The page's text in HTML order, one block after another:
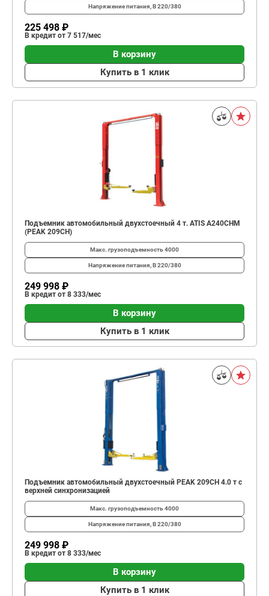
Напряжение питания, В220/380
225 498 ₽
В кредит от 7 517/мес
В корзину
Купить в 1 клик
Подъемник автомобильный двухстоечный 4 т. ATIS A240CHM
(PEAK 209CH)
Макс. грузоподъемность4000
Напряжение питания, В220/380
249 998 ₽
В кредит от 8 333/мес
В корзину
Купить в 1 клик
Подъемник автомобильный двухстоечный PEAK 209CH 4.0 т с
верхней синхронизацией
Макс. грузоподъемность4000
Напряжение питания, В220/380
249 998 ₽
В кредит от 8 333/мес
В корзину
Купить в 1 клик